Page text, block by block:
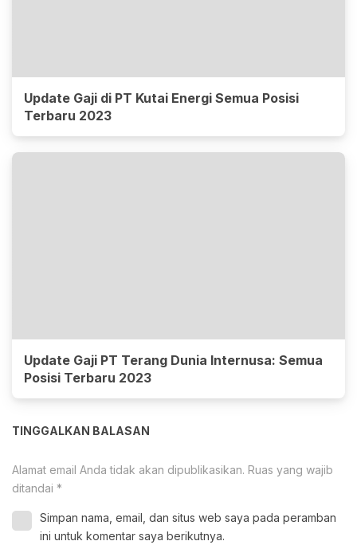
Update Gaji di PT Kutai Energi Semua Posisi
Terbaru 2023
Update Gaji PT Terang Dunia Internusa: Semua
Posisi Terbaru 2023
TINGGALKAN BALASAN
Alamat email Anda tidak akan dipublikasikan. Ruas yang wajib
ditandai *
Simpan nama, email, dan situs web saya pada peramban
ini untuk komentar saya berikutnya.